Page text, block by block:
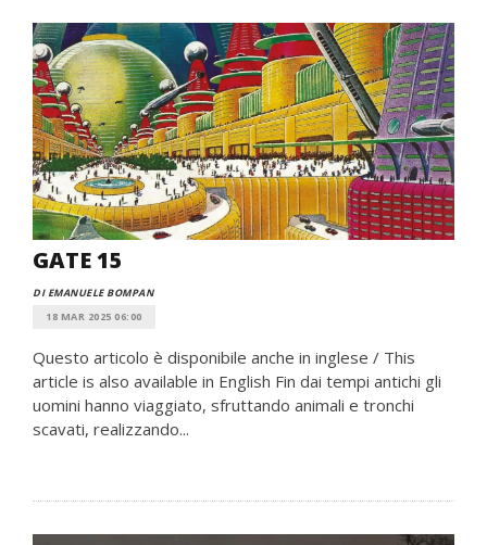
GATE 15
DI EMANUELE BOMPAN
18 MAR 2025 06:00
Questo articolo è disponibile anche in inglese / This
article is also available in English Fin dai tempi antichi gli
uomini hanno viaggiato, sfruttando animali e tronchi
scavati, realizzando...